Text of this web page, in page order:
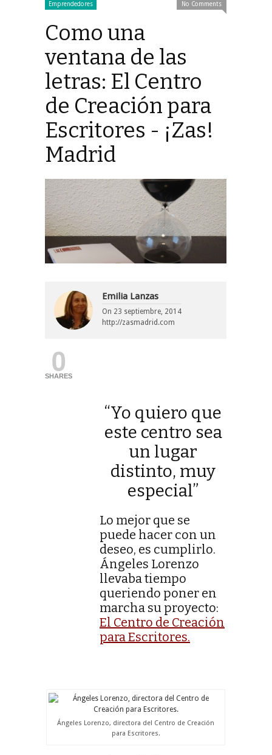
Emprendedores No Comments
Como una
ventana de las
letras: El Centro
de Creación para
Escritores - ¡Zas!
Madrid
Emilia Lanzas
On 23 septiembre, 2014
http://zasmadrid.com
0
SHARES
“Yo quiero que
este centro sea
un lugar
distinto, muy
especial”
Lo mejor que se
puede hacer con un
deseo, es cumplirlo.
Ángeles Lorenzo
llevaba tiempo
queriendo poner en
marcha su proyecto:
El Centro de Creación
para Escritores.
Ángeles Lorenzo, directora del Centro de Creación
para Escritores.